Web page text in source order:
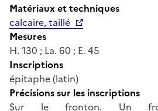
Matériaux et techniques
calcaire, taillé
Mesures
H. 130 ; La. 60 ; E. 45
Inscriptions
épitaphe (latin)
Précisions sur les inscriptions
Sur le fronton. Un